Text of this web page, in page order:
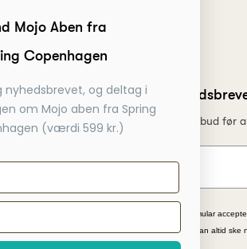
Tilmeld dig
Få nyheder, tips og tilbud før
*Ved at indsende denne formular
kampagnetilbud. Afmelding kan altid ske
Mojo Aben fra
Copenhagen
nyhedsbrevet, og deltag i
om Mojo aben fra Spring
(værdi 599 kr.)